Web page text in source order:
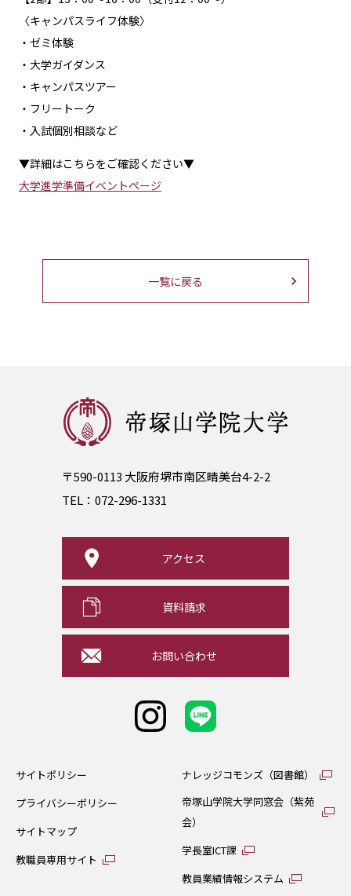
〈キャンパスライフ体験〉
・ゼミ体験
・大学ガイダンス
・キャンパスツアー
・フリートーク
・入試個別相談など
▼詳細はこちらをご確認ください▼
大学進学準備イベントページ
一覧に戻る
〒590-0113 大阪府堺市南区晴美台4-2-2
TEL： 072-296-1331
アクセス
資料請求
お問い合わせ
サイトポリシー
プライバシーポリシー
サイトマップ
教職員専用サイト
ナレッジコモンズ（図書館）
帝塚山学院大学同窓会（紫苑
会）
学長室ICT課
教員業績情報システム